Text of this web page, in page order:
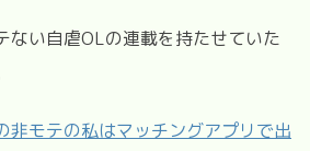
ない自虐OLの連載を持たせていた
非モテの私はマッチングアプリで出